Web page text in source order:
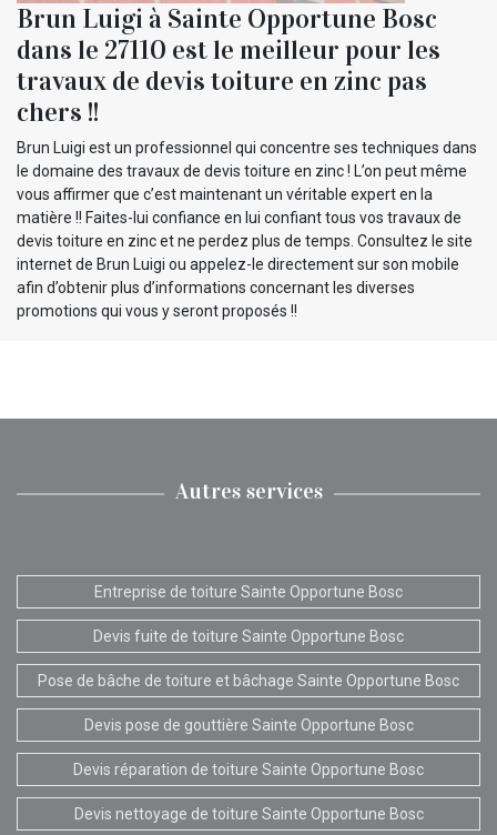
Brun Luigi à Sainte Opportune Bosc
dans le 27110 est le meilleur pour les
travaux de devis toiture en zinc pas
chers !!
Brun Luigi est un professionnel qui concentre ses techniques dans
le domaine des travaux de devis toiture en zinc ! L’on peut même
vous affirmer que c’est maintenant un véritable expert en la
matière !! Faites-lui confiance en lui confiant tous vos travaux de
devis toiture en zinc et ne perdez plus de temps. Consultez le site
internet de Brun Luigi ou appelez-le directement sur son mobile
afin d’obtenir plus d’informations concernant les diverses
promotions qui vous y seront proposés !!
Autres services
Entreprise de toiture Sainte Opportune Bosc
Devis fuite de toiture Sainte Opportune Bosc
Pose de bâche de toiture et bâchage Sainte Opportune Bosc
Devis pose de gouttière Sainte Opportune Bosc
Devis réparation de toiture Sainte Opportune Bosc
Devis nettoyage de toiture Sainte Opportune Bosc